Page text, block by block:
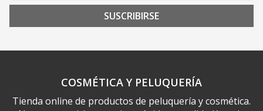
SUSCRIBIRSE
COSMÉTICA Y PELUQUERÍA
Tienda online de productos de peluquería y cosmética.